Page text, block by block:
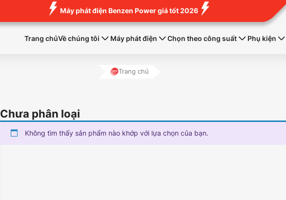
Máy phát điện Benzen Power giá tốt 2026
Trang chủVề chúng tôi Máy phát điện Chọn theo công suất Phụ kiện
Trang chủ
Chưa phân loại
Không tìm thấy sản phẩm nào khớp với lựa chọn của bạn.